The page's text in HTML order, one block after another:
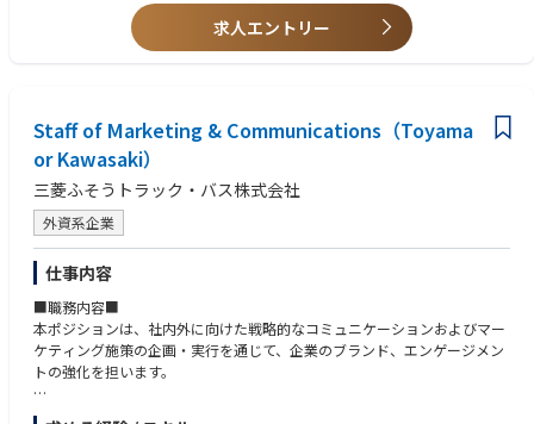
求人エントリー
Staff of Marketing & Communications（Toyama
or Kawasaki）
三菱ふそうトラック・バス株式会社
外資系企業
仕事内容
■職務内容■
本ポジションは、社内外に向けた戦略的なコミュニケーションおよびマー
ケティング施策の企画・実行を通じて、企業のブランド、エンゲージメン
トの強化を担います。
<主な業務内容＞